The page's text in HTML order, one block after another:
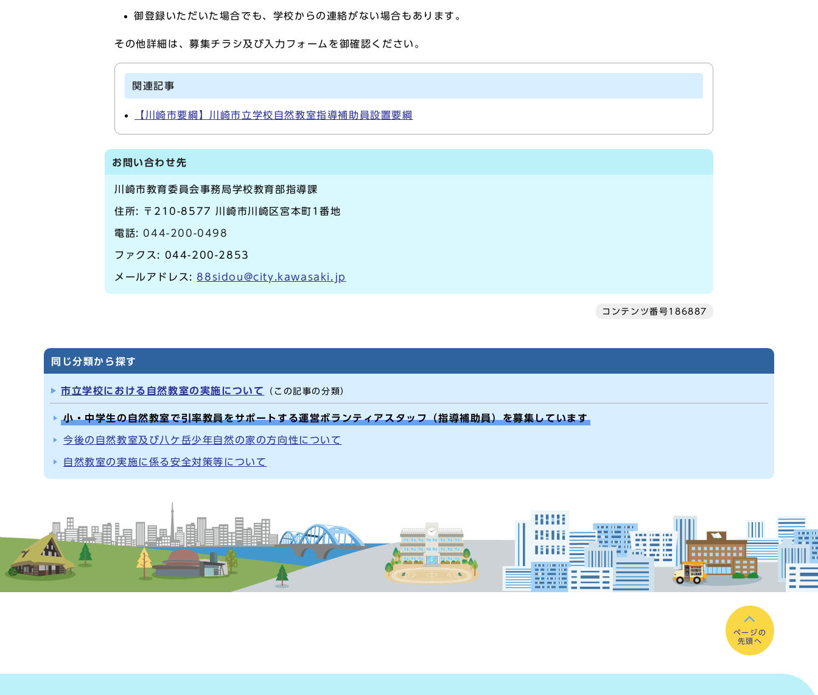
御登録いただいた場合でも、学校からの連絡がない場合もあります。
その他詳細は、募集チラシ及び入力フォームを御確認ください。
関連記事
【川崎市要綱】川崎市立学校自然教室指導補助員設置要綱
お問い合わせ先
川崎市教育委員会事務局学校教育部指導課
住所: 〒210-8577 川崎市川崎区宮本町1番地
電話: 044-200-0498
ファクス: 044-200-2853
メールアドレス:88sidou@city.kawasaki.jp
コンテンツ番号186887
同じ分類から探す
市立学校における自然教室の実施について （この記事の分類）
小・中学生の自然教室で引率教員をサポートする運営ボランティアスタッフ（指導補助員）を募集しています
今後の自然教室及び八ケ岳少年自然の家の方向性について
自然教室の実施に係る安全対策等について
ページの
先頭へ